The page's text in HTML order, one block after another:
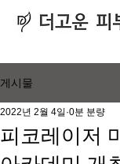
게시물
피코레이저
2022년 2월 4일 0분 분량